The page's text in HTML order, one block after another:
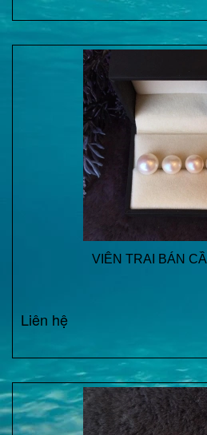
VIÊN TRAI BÁN
Liên hệ